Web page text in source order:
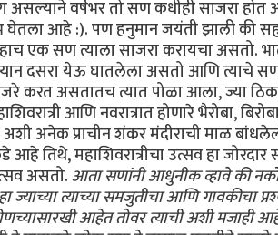
असल्याने वर्षभर तो सण कधीही साजरा होत
आहे :). पण हनुमान जयंती झाली की
एक सण त्याला साजरा करायचा असतो.
दसरा येऊ घातलेला असतो आणि त्याचे
करत असतातच त्यात पोळा आला, ज्या
आणि नवरात्रात होणारे भैरोबा,
अनेक प्राचीन शंकर मंदीराची माळ
तिथे, महाशिवरात्रीचा उत्सव हा
असतो.आता सणांनी आधुनीक व्हावे की
त्याच्या समजुतीचा आणि गावकीचा
आहेत तोवर त्याची अशी मजाही